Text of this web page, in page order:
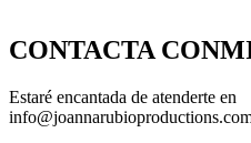
CONTACTA
Estaré encantada de atenderte en